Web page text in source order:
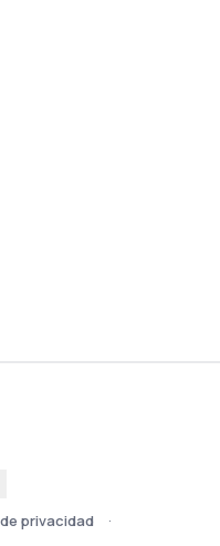
privacidad